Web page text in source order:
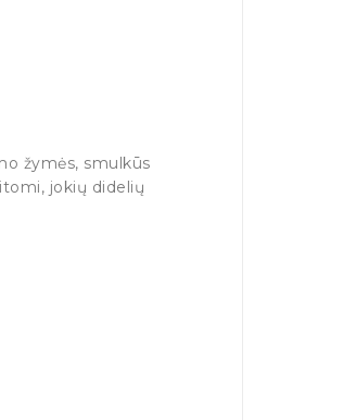
žymės, smulkūs
jokių didelių